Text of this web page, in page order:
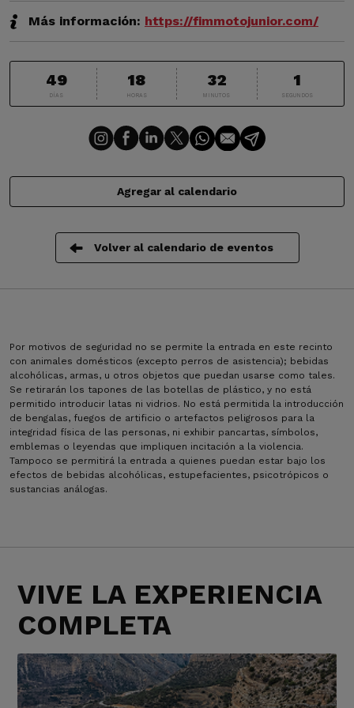
Más información: https://fimmotojunior.com/
49
DÍAS
18
HORAS
32
MINUTOS
1
SEGUNDOS
Agregar al calendario
Volver al calendario de eventos
Por motivos de seguridad no se permite la entrada en este recinto
con animales domésticos (excepto perros de asistencia); bebidas
alcohólicas, armas, u otros objetos que puedan usarse como tales.
Se retirarán los tapones de las botellas de plástico, y no está
permitido introducir latas ni vidrios. No está permitida la introducción
de bengalas, fuegos de artificio o artefactos peligrosos para la
integridad física de las personas, ni exhibir pancartas, símbolos,
emblemas o leyendas que impliquen incitación a la violencia.
Tampoco se permitirá la entrada a quienes puedan estar bajo los
efectos de bebidas alcohólicas, estupefacientes, psicotrópicos o
sustancias análogas.
VIVE LA EXPERIENCIA
COMPLETA